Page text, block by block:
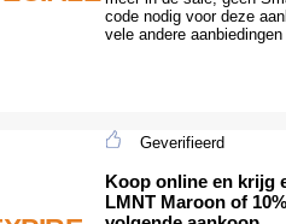
code nodig voor deze
vele andere aanbiedingen
Geverifieerd
Koop online en krijg
LMNT Maroon of